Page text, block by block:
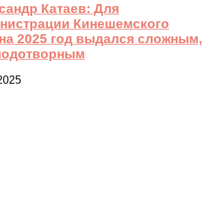
Катаев: Для
Кинешемского
2025 год выдался сложным,